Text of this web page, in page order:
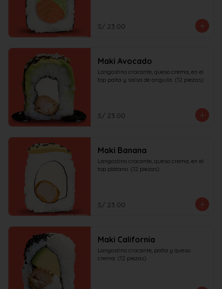
S/ 23.00
Maki Avocado
Langostino crocante, queso crema, en el
top palta y salsa de anguila. (12 piezas)
S/ 23.00
Maki Banana
Langostino crocante, queso crema, en el
top plátano. (12 piezas)
S/ 23.00
Maki California
Langostino crocante, palta y queso
crema. (12 piezas)